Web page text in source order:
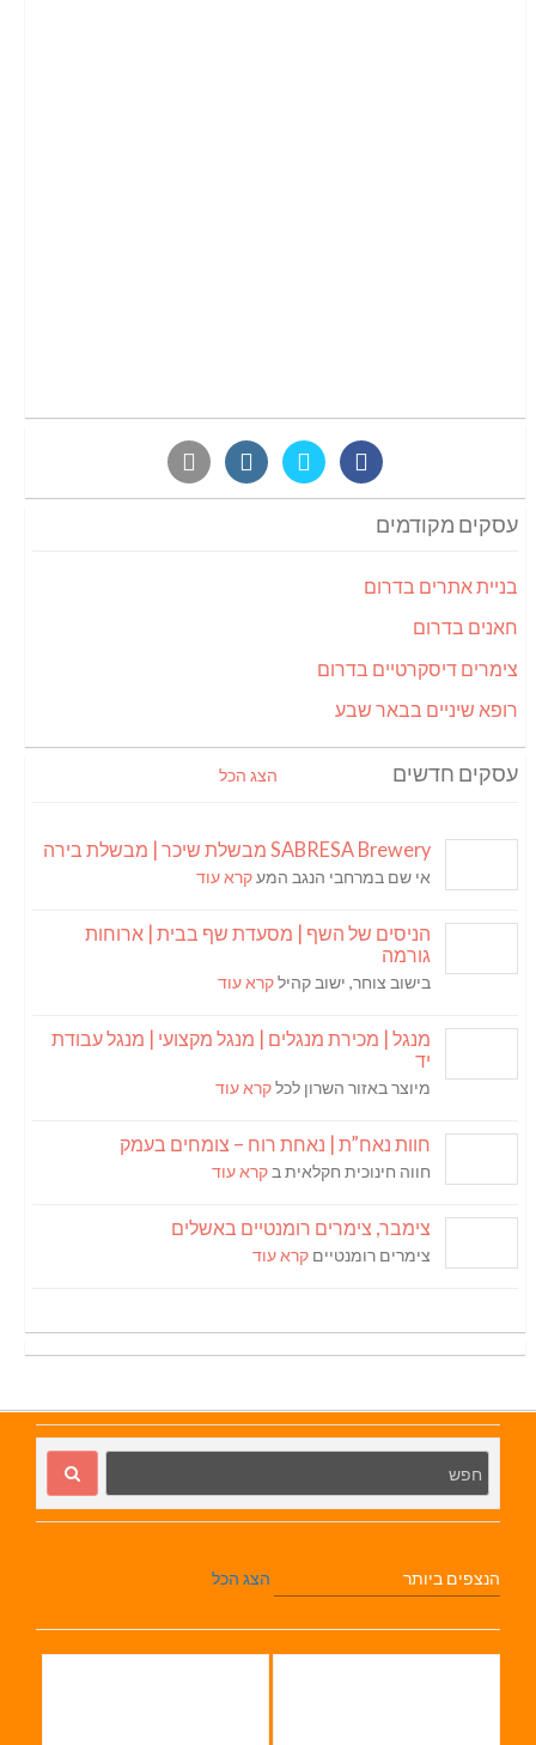
עסקים מקודמים
בניית אתרים בדרום
חאנים בדרום
צימרים דיסקרטיים בדרום
רופא שיניים בבאר שבע
עסקים חדשים הצג הכל
SABRESA Brewery מבשלת שיכר | מבשלת בירה
אי שם במרחבי הנגב המעקרא עוד
הניסים של השף | מסעדת שף בבית | ארוחות
גורמה
בישוב צוחר, ישוב קהילקרא עוד
מנגל | מכירת מנגלים | מנגל מקצועי | מנגל עבודת
יד
מיוצר באזור השרון לכלקרא עוד
חוות נאח”ת | נאחת רוח – צומחים בעמק
חווה חינוכית חקלאית ב קרא עוד
צימבר, צימרים רומנטיים באשלים
צימרים רומנטיים קרא עוד
הנצפים ביותר הצג הכל